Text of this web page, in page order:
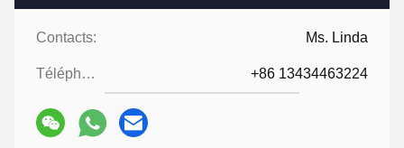
Contacts: Ms. Linda
Téléphone: +86 13434463224